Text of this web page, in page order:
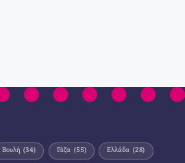
Βουλή (34) Γάζα (55) Ελλάδα (28)